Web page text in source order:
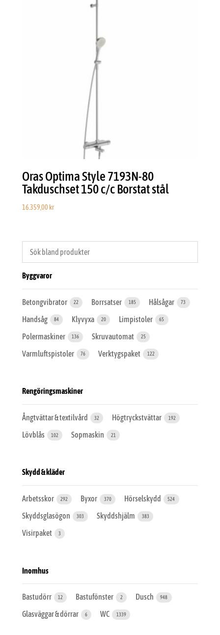
Oras Optima Style 7193N-80
Takduschset 150 c/c Borstat stål
16.359,00 kr
Byggvaror
Betongvibrator 22 Borrsatser 185 Hålsågar 73
Handsåg 84 Klyvyxa 20 Limpistoler 65
Polermaskiner 136 Skruvautomat 25
Varmluftspistoler 76 Verktygspaket 122
Rengöringsmaskiner
Ångtvättar & textilvård 32 Högtryckstvättar 192
Lövblås 102 Sopmaskin 21
Skydd & kläder
Arbetsskor 292 Byxor 370 Hörselskydd 524
Skyddsglasögon 303 Skyddshjälm 383
Visirpaket 3
Inomhus
Bastudörr 12 Bastufönster 2 Dusch 948
Glasväggar & dörrar 6 WC 1339